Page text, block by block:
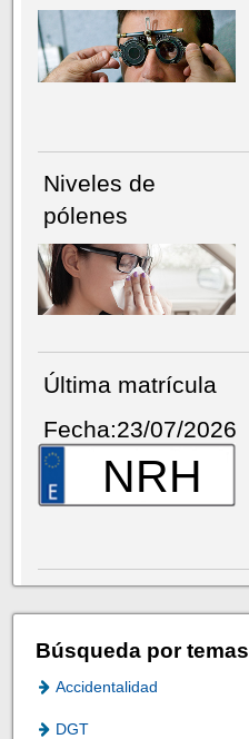
Niveles de
pólenes
Última matrícula
Fecha:23/07/2026
NRH
Búsqueda por temas
Accidentalidad
DGT